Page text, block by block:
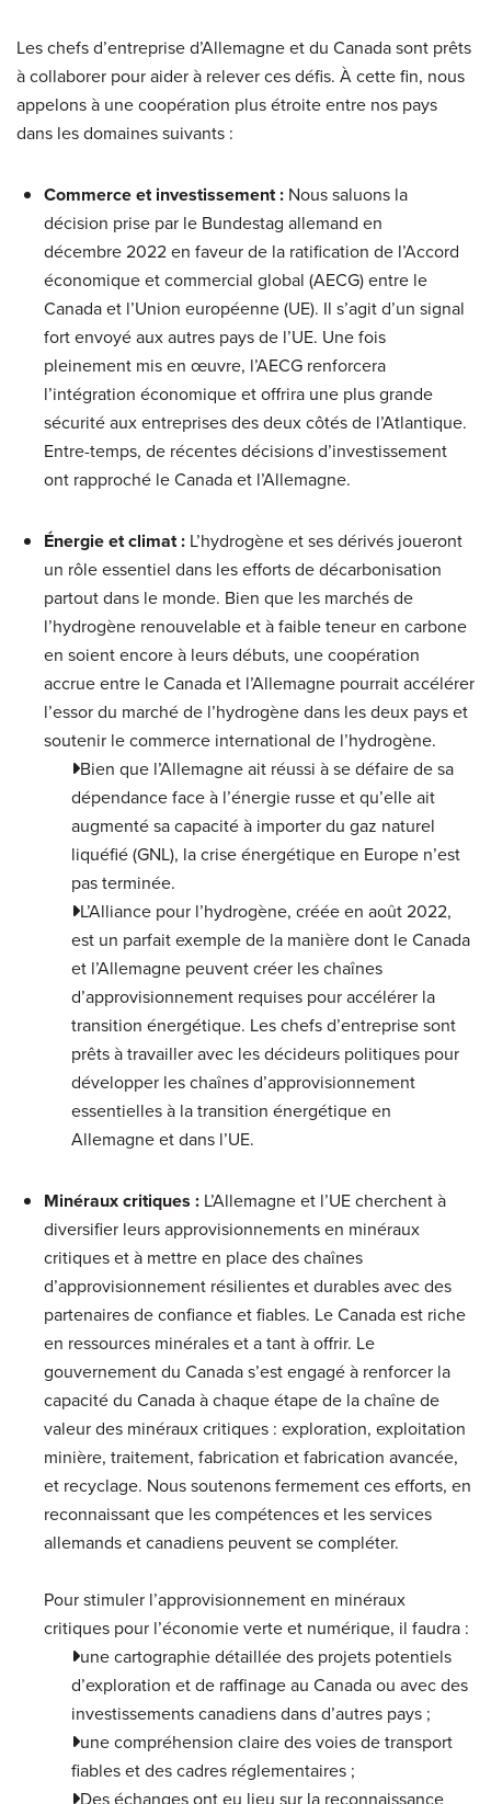
Les chefs d’entreprise d’Allemagne et du Canada sont prêts
à collaborer pour aider à relever ces défis. À cette fin, nous
appelons à une coopération plus étroite entre nos pays
dans les domaines suivants :
Commerce et investissement: Nous saluons la
décision prise par le Bundestag allemand en
décembre 2022 en faveur de la ratification de l’Accord
économique et commercial global (AECG) entre le
Canada et l’Union européenne (UE). Il s’agit d’un signal
fort envoyé aux autres pays de l’UE. Une fois
pleinement mis en œuvre, l’AECG renforcera
l’intégration économique et offrira une plus grande
sécurité aux entreprises des deux côtés de l’Atlantique.
Entre-temps, de récentes décisions d’investissement
ont rapproché le Canada et l’Allemagne.
Énergie et climat: L’hydrogène et ses dérivés joueront
un rôle essentiel dans les efforts de décarbonisation
partout dans le monde. Bien que les marchés de
l’hydrogène renouvelable et à faible teneur en carbone
en soient encore à leurs débuts, une coopération
accrue entre le Canada et l’Allemagne pourrait accélérer
l’essor du marché de l’hydrogène dans les deux pays et
soutenir le commerce international de l’hydrogène.
Bien que l’Allemagne ait réussi à se défaire de sa
dépendance face à l’énergie russe et qu’elle ait
augmenté sa capacité à importer du gaz naturel
liquéfié (GNL), la crise énergétique en Europe n’est
pas terminée.
L’Alliance pour l’hydrogène, créée en août 2022,
est un parfait exemple de la manière dont le Canada
et l’Allemagne peuvent créer les chaînes
d’approvisionnement requises pour accélérer la
transition énergétique. Les chefs d’entreprise sont
prêts à travailler avec les décideurs politiques pour
développer les chaînes d’approvisionnement
essentielles à la transition énergétique en
Allemagne et dans l’UE.
Minéraux critiques : L’Allemagne et l’UE cherchent à
diversifier leurs approvisionnements en minéraux
critiques et à mettre en place des chaînes
d’approvisionnement résilientes et durables avec des
partenaires de confiance et fiables. Le Canada est riche
en ressources minérales et a tant à offrir. Le
gouvernement du Canada s’est engagé à renforcer la
capacité du Canada à chaque étape de la chaîne de
valeur des minéraux critiques : exploration, exploitation
minière, traitement, fabrication et fabrication avancée,
et recyclage. Nous soutenons fermement ces efforts, en
reconnaissant que les compétences et les services
allemands et canadiens peuvent se compléter.
Pour stimuler l’approvisionnement en minéraux
critiques pour l’économie verte et numérique, il faudra :
une cartographie détaillée des projets potentiels
d’exploration et de raffinage au Canada ou avec des
investissements canadiens dans d’autres pays ;
une compréhension claire des voies de transport
fiables et des cadres réglementaires ;